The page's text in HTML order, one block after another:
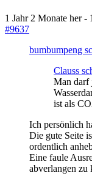
1 Jahr 2 Monate her-
#9637
bumbumpeng
Clauss
Man darf
ist als
Ich persönlich
Die gute Seite
ordentlich
Eine faule
abverlangen zu